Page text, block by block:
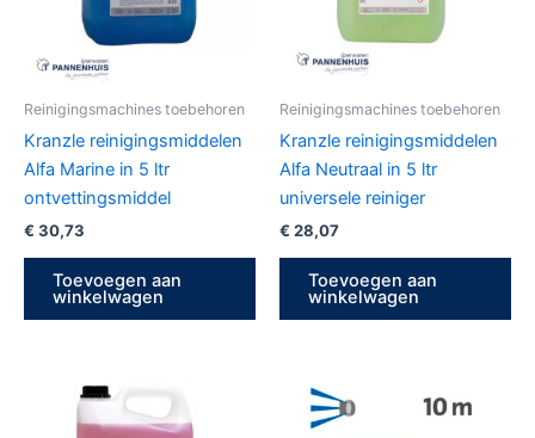
Reinigingsmachines toebehoren
Kranzle reinigingsmiddelen
Alfa Marine in 5 ltr
ontvettingsmiddel
€ 30,73
Toevoegen aan
winkelwagen
Reinigingsmachines toebehoren
Kranzle reinigingsmiddelen
Alfa Neutraal in 5 ltr
universele reiniger
€ 28,07
Toevoegen aan
winkelwagen